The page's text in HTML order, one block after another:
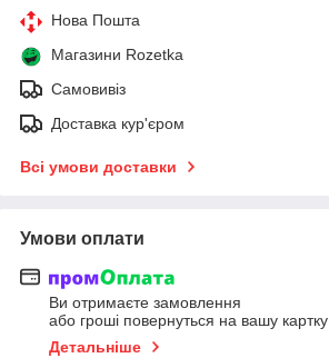
Нова Пошта
Магазини Rozetka
Самовивіз
Доставка кур'єром
Всі умови доставки
Умови оплати
Ви отримаєте замовлення
або гроші повернуться на вашу картку
Детальніше